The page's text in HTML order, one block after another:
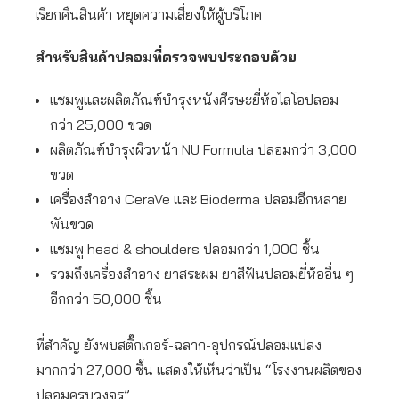
เรียกคืนสินค้า หยุดความเสี่ยงให้ผู้บริโภค
สำหรับสินค้าปลอมที่ตรวจพบประกอบด้วย
แชมพูและผลิตภัณฑ์บำรุงหนังศีรษะยี่ห้อไลโอปลอม
กว่า 25,000 ขวด
ผลิตภัณฑ์บำรุงผิวหน้า NU Formula ปลอมกว่า 3,000
ขวด
เครื่องสำอาง CeraVe และ Bioderma ปลอมอีกหลาย
พันขวด
แชมพู head & shoulders ปลอมกว่า 1,000 ชิ้น
รวมถึงเครื่องสำอาง ยาสระผม ยาสีฟันปลอมยี่ห้ออื่น ๆ
อีกกว่า 50,000 ชิ้น
ที่สำคัญ ยังพบสติ๊กเกอร์-ฉลาก-อุปกรณ์ปลอมแปลง
มากกว่า 27,000 ชิ้น แสดงให้เห็นว่าเป็น “โรงงานผลิตของ
ปลอมครบวงจร”